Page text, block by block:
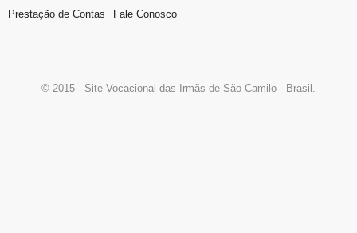
Prestação de Contas
Fale Conosco
© 2015 - Site Vocacional das Irmãs de São Camilo - Brasil.